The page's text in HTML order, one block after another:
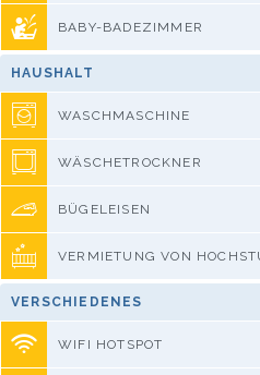
BABY-BADEZIMMER
HAUSHALT
WASCHMASCHINE
WÄSCHETROCKNER
BÜGELEISEN
VERMIETUNG VON
VERSCHIEDENES
WIFI HOTSPOT